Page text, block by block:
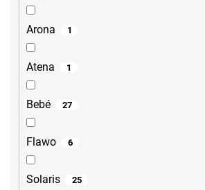
Arona 1
Atena 1
Bebé 27
Flawo 6
Solaris 25